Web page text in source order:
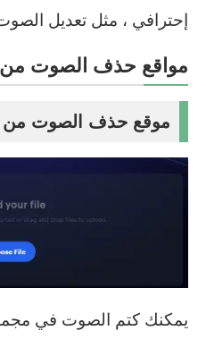
إحترافي ، مثل تعديل
مواقع حذف الصوت من
موقع حذف الصوت من
يمكنك كتم الصوت في